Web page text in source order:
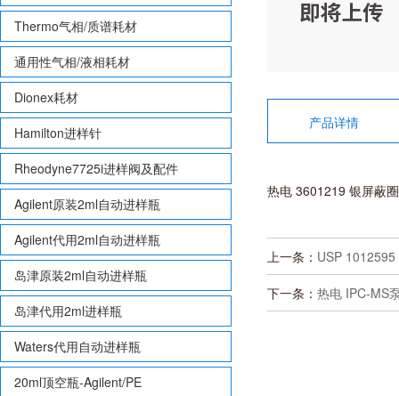
Thermo气相/质谱耗材
通用性气相/液相耗材
Dionex耗材
Hamilton进样针
Rheodyne7725i进样阀及配件
Agilent原装2ml自动进样瓶
Agilent代用2ml自动进样瓶
岛津原装2ml自动进样瓶
岛津代用2ml进样瓶
Waters代用自动进样瓶
20ml顶空瓶-Agilent/PE
产品详情
热电 3601219 银屏蔽圈
上一条： USP
下一条： 热电 IPC-MS